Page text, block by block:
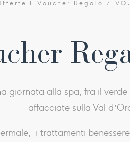
E Voucher Regalo
giornata alla spa, fra il
affacciate sulla Val
i trattamenti